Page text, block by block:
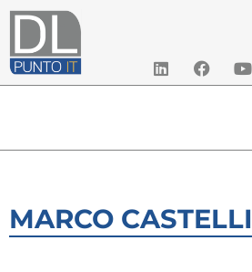
MARCO CASTELLI